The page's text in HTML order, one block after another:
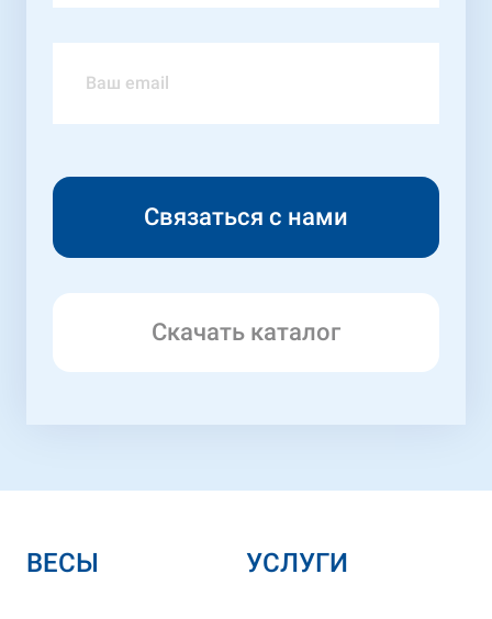
Скачать каталог
ВЕСЫ УСЛУГИ